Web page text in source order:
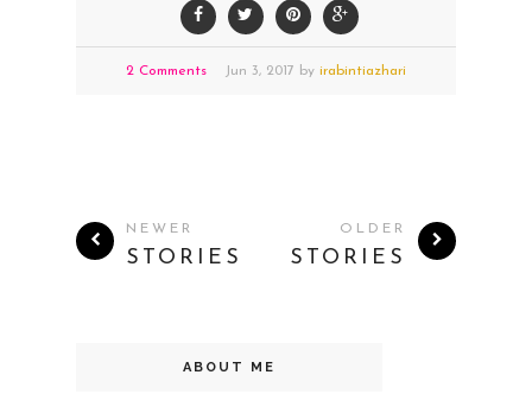
2 Comments Jun 3, 2017 by irabintiazhari
NEWER
STORIES
OLDER
STORIES
ABOUT ME